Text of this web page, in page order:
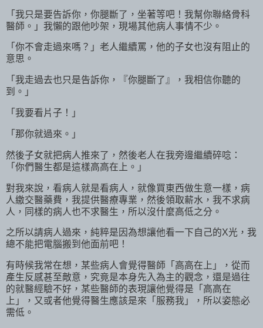
「我只是要告訴你，你腿斷了，坐著等吧！我幫你聯絡骨科
醫師。」我懶的跟他吵架，現場其他病人事情不少。
「你不會走過來嗎？」老人繼續罵，他的子女也沒有阻止的
意思。
「我走過去也只是告訴你，『你腿斷了』，我相信你聽的
到。」
「我要看片子！」
「那你就過來。」
然後子女就把病人推來了，然後老人在我旁邊繼續碎唸：
「你們醫生都是這樣高高在上。」
對我來說，看病人就是看病人，就像買東西做生意一樣，病
人繳交醫藥費，我提供醫療專業，然後領取薪水，我不求病
人，同樣的病人也不求醫生，所以沒什麼高低之分。
之所以請病人過來，純粹是因為想讓他看一下自己的X光，我
總不能把電腦搬到他面前吧！
有時候我常在想，某些病人會覺得醫師「高高在上」，從而
產生反感甚至敵意，究竟是本身先入為主的觀念，還是過往
的就醫經驗不好，某些醫師的表現讓他覺得是「高高在
上」，又或者他覺得醫生應該是來「服務我」，所以姿態必
需低。